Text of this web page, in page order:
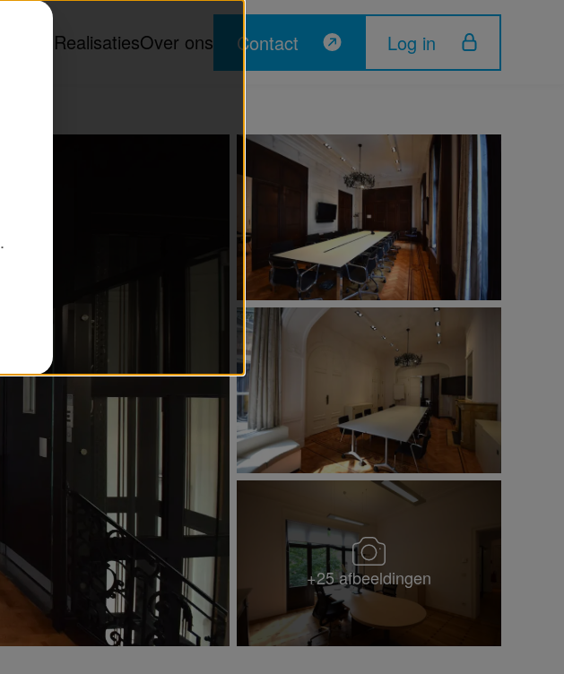
RealisatiesOver ons Contact Log in
+25 afbeeldingen